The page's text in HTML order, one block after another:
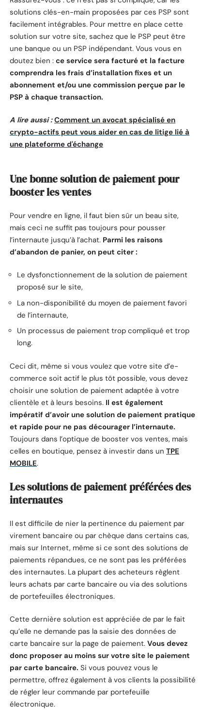
solutions clés-en-main proposées par ces PSP sont
facilement intégrables. Pour mettre en place cette
solution sur votre site, sachez que le PSP peut être
une banque ou un PSP indépendant. Vous vous en
doutez bien : ce service sera facturé et la facture
comprendra les frais d’installation fixes et un
abonnement et/ou une commission perçue par le
PSP à chaque transaction.
A lire aussi : Comment un avocat spécialisé en
crypto-actifs peut vous aider en cas de litige lié à
une plateforme d'échange
Une bonne solution de paiement pour
booster les ventes
Pour vendre en ligne, il faut bien sûr un beau site,
mais ceci ne suffit pas toujours pour pousser
l’internaute jusqu’à l’achat. Parmi les raisons
d’abandon de panier, on peut citer :
Le dysfonctionnement de la solution de paiement
proposé sur le site,
La non-disponibilité du moyen de paiement favori
de l’internaute,
Un processus de paiement trop compliqué et trop
long.
Ceci dit, même si vous voulez que votre site d’e-
commerce soit actif le plus tôt possible, vous devez
choisir une solution de paiement adaptée à votre
clientèle et à leurs besoins. Il est également
impératif d’avoir une solution de paiement pratique
et rapide pour ne pas décourager l’internaute.
Toujours dans l’optique de booster vos ventes, mais
celles en boutique, pensez à investir dans un TPE
MOBILE.
Les solutions de paiement préférées des
internautes
Il est difficile de nier la pertinence du paiement par
virement bancaire ou par chèque dans certains cas,
mais sur Internet, même si ce sont des solutions de
paiements répandues, ce ne sont pas les préférées
des internautes. La plupart des acheteurs règlent
leurs achats par carte bancaire ou via des solutions
de portefeuilles électroniques.
Cette dernière solution est appréciée de par le fait
qu’elle ne demande pas la saisie des données de
carte bancaire sur la page de paiement. Vous devez
donc proposer au moins sur votre site le paiement
par carte bancaire. Si vous pouvez vous le
permettre, offrez également à vos clients la possibilité
de régler leur commande par portefeuille
électronique.